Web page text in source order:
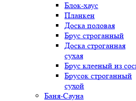
Блок-хаус
Планкен
Доска половая
Брус строганный
Доска строганная
сухая
Брус клееный из
Брусок строганный
сухой
Баня-Сауна